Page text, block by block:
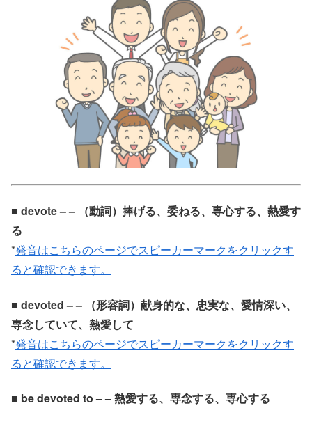
■ devote – – （動詞）捧げる、委ねる、専心する、熱愛す
る
*発音はこちらのページでスピーカーマークをクリックす
ると確認できます。
■ devoted – – （形容詞）献身的な、忠実な、愛情深い、
専念していて、熱愛して
*発音はこちらのページでスピーカーマークをクリックす
ると確認できます。
■ be devoted to – – 熱愛する、専念する、専心する